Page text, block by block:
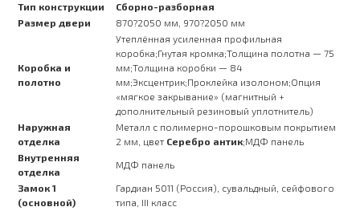
Тип конструкции
Сборно-разборная
Размер двери
870?2050 мм, 970?2050 мм
Коробка и
полотно
Утеплённая усиленная профильная
коробка;Гнутая кромка;Толщина полотна — 75
мм;Толщина коробки — 84
мм;Эксцентрик;Проклейка изолоном;Опция
«мягкое закрывание» (магнитный +
дополнительный резиновый уплотнитель)
Наружная
отделка
Металл с полимерно-порошковым покрытием
2 мм, цвет Серебро антик;МДФ панель
Внутренняя
отделка
МДФ панель
Замок 1
(основной)
Гардиан 5011 (Россия), сувальдный, сейфового
типа, III класс